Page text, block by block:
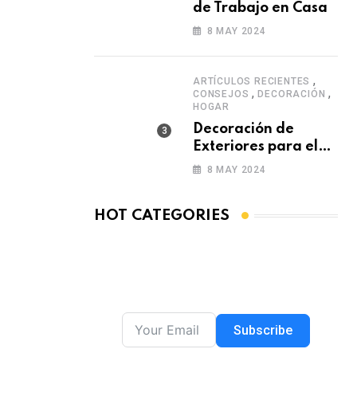
de Trabajo en Casa
8 MAY 2024
ARTÍCULOS RECIENTES ,
CONSEJOS ,DECORACIÓN ,
HOGAR
Decoración de
Exteriores para el
Verano
8 MAY 2024
HOT CATEGORIES
Subscribe